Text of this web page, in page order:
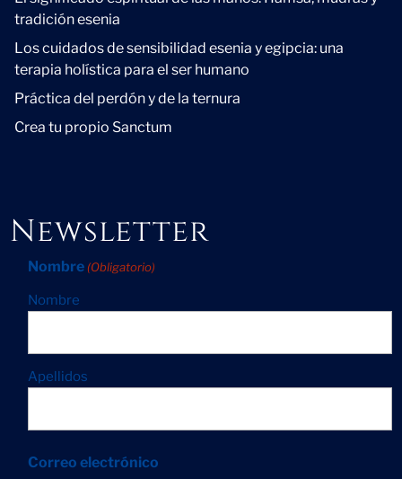
tradición esenia
Los cuidados de sensibilidad esenia y egipcia: una
terapia holística para el ser humano
Práctica del perdón y de la ternura
Crea tu propio Sanctum
Newsletter
Nombre (Obligatorio)
Nombre
Apellidos
Correo electrónico